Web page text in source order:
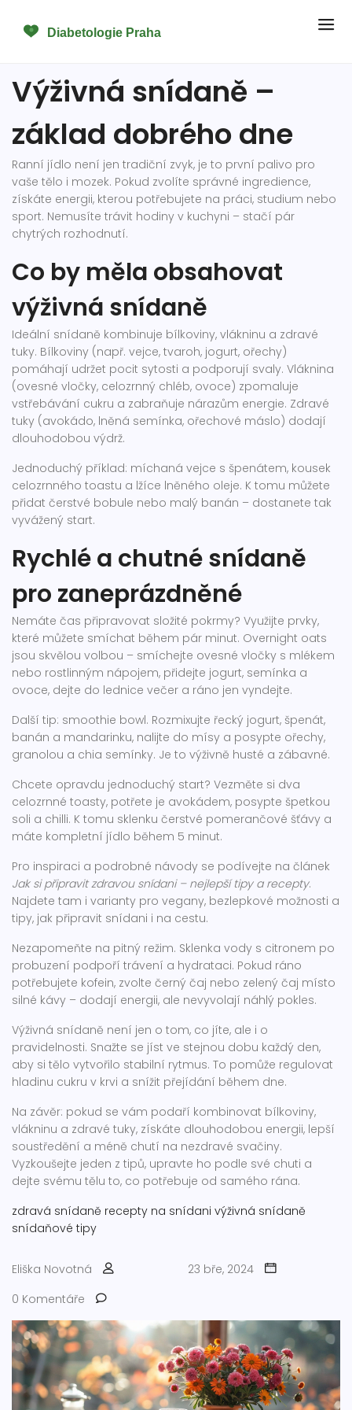
Výživná snídaně –
základ dobrého dne
Ranní jídlo není jen tradiční zvyk, je to první palivo pro
vaše tělo i mozek. Pokud zvolíte správné ingredience,
získáte energii, kterou potřebujete na práci, studium nebo
sport. Nemusíte trávit hodiny v kuchyni – stačí pár
chytrých rozhodnutí.
Co by měla obsahovat
výživná snídaně
Ideální snídaně kombinuje bílkoviny, vlákninu a zdravé
tuky. Bílkoviny (např. vejce, tvaroh, jogurt, ořechy)
pomáhají udržet pocit sytosti a podporují svaly. Vláknina
(ovesné vločky, celozrnný chléb, ovoce) zpomaluje
vstřebávání cukru a zabraňuje nárazům energie. Zdravé
tuky (avokádo, lněná semínka, ořechové máslo) dodají
dlouhodobou výdrž.
Jednoduchý příklad: míchaná vejce s špenátem, kousek
celozrnného toastu a lžíce lněného oleje. K tomu můžete
přidat čerstvé bobule nebo malý banán – dostanete tak
vyvážený start.
Rychlé a chutné snídaně
pro zaneprázdněné
Nemáte čas připravovat složité pokrmy? Využijte prvky,
které můžete smíchat během pár minut. Overnight oats
jsou skvělou volbou – smíchejte ovesné vločky s mlékem
nebo rostlinným nápojem, přidejte jogurt, semínka a
ovoce, dejte do lednice večer a ráno jen vyndejte.
Další tip: smoothie bowl. Rozmixujte řecký jogurt, špenát,
banán a mandarinku, nalijte do mísy a posypte ořechy,
granolou a chia semínky. Je to výživně husté a zábavné.
Chcete opravdu jednoduchý start? Vezměte si dva
celozrnné toasty, potřete je avokádem, posypte špetkou
soli a chilli. K tomu sklenku čerstvé pomerančové šťávy a
máte kompletní jídlo během 5 minut.
Pro inspiraci a podrobné návody se podívejte na článek
Jak si připravit zdravou snídani – nejlepší tipy a recepty.
Najdete tam i varianty pro vegany, bezlepkové možnosti a
tipy, jak připravit snídani i na cestu.
Nezapomeňte na pitný režim. Sklenka vody s citronem po
probuzení podpoří trávení a hydrataci. Pokud ráno
potřebujete kofein, zvolte černý čaj nebo zelený čaj místo
silné kávy – dodají energii, ale nevyvolají náhlý pokles.
Výživná snídaně není jen o tom, co jíte, ale i o
pravidelnosti. Snažte se jíst ve stejnou dobu každý den,
aby si tělo vytvořilo stabilní rytmus. To pomůže regulovat
hladinu cukru v krvi a snížit přejídání během dne.
Na závěr: pokud se vám podaří kombinovat bílkoviny,
vlákninu a zdravé tuky, získáte dlouhodobou energii, lepší
soustředění a méně chutí na nezdravé svačiny.
Vyzkoušejte jeden z tipů, upravte ho podle své chuti a
dejte svému tělu to, co potřebuje od samého rána.
zdravá snídaně recepty na snídani výživná snídaně
snídaňové tipy
Eliška Novotná
23 bře, 2024
0 Komentáře